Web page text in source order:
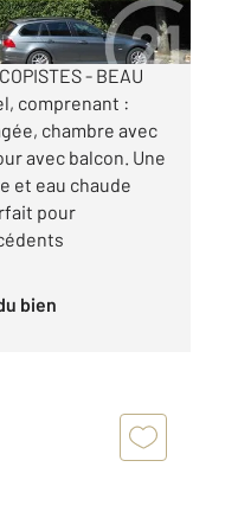
- BEAU
comprenant :
chambre avec
avec balcon. Une
et eau chaude
pour
bien